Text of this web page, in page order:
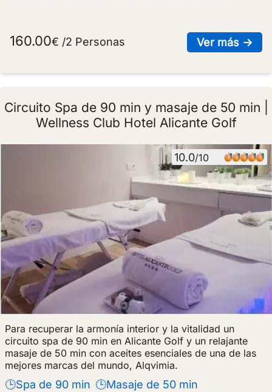
Ver más →
160.00€ /2 Personas
Circuito Spa de 90 min y masaje de 50 min |
Wellness Club Hotel Alicante Golf
10.0/10
Para recuperar la armonía interior y la vitalidad un
circuito spa de 90 min en Alicante Golf y un relajante
masaje de 50 min con aceites esenciales de una de las
mejores marcas del mundo, Alqvimia.
🕒Spa de 90 min 🕒Masaje de 50 min